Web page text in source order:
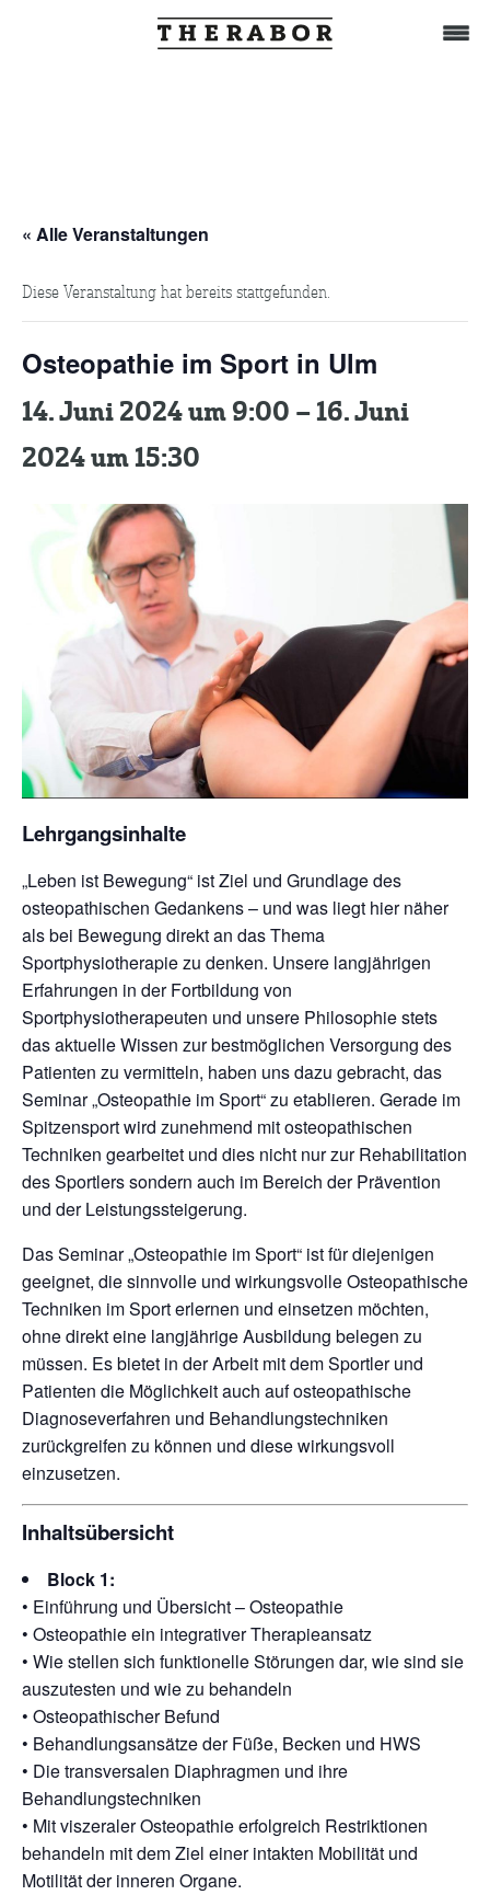
Das Team
TuWat
Therabor-Akademie
« Alle Veranstaltungen
Diese Veranstaltung hat bereits stattgefunden.
Osteopathie im Sport in Ulm
14. Juni 2024 um 9:00 – 16. Juni
2024 um 15:30
Lehrgangsinhalte
„Leben ist Bewegung“ ist Ziel und Grundlage des
osteopathischen Gedankens – und was liegt hier näher
als bei Bewegung direkt an das Thema
Sportphysiotherapie zu denken. Unsere langjährigen
Erfahrungen in der Fortbildung von
Sportphysiotherapeuten und unsere Philosophie stets
das aktuelle Wissen zur bestmöglichen Versorgung des
Patienten zu vermitteln, haben uns dazu gebracht, das
Seminar „Osteopathie im Sport“ zu etablieren. Gerade im
Spitzensport wird zunehmend mit osteopathischen
Techniken gearbeitet und dies nicht nur zur Rehabilitation
des Sportlers sondern auch im Bereich der Prävention
und der Leistungssteigerung.
Das Seminar „Osteopathie im Sport“ ist für diejenigen
geeignet, die sinnvolle und wirkungsvolle Osteopathische
Techniken im Sport erlernen und einsetzen möchten,
ohne direkt eine langjährige Ausbildung belegen zu
müssen. Es bietet in der Arbeit mit dem Sportler und
Patienten die Möglichkeit auch auf osteopathische
Diagnoseverfahren und Behandlungstechniken
zurückgreifen zu können und diese wirkungsvoll
einzusetzen.
Inhaltsübersicht
Block 1:
• Einführung und Übersicht – Osteopathie
• Osteopathie ein integrativer Therapieansatz
• Wie stellen sich funktionelle Störungen dar, wie sind sie
auszutesten und wie zu behandeln
• Osteopathischer Befund
• Behandlungsansätze der Füße, Becken und HWS
• Die transversalen Diaphragmen und ihre
Behandlungstechniken
• Mit viszeraler Osteopathie erfolgreich Restriktionen
behandeln mit dem Ziel einer intakten Mobilität und
Motilität der inneren Organe.